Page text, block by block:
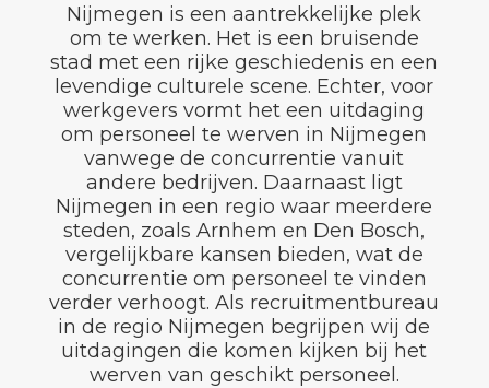
Nijmegen is een aantrekkelijke plek
om te werken. Het is een bruisende
stad met een rijke geschiedenis en een
levendige culturele scene. Echter, voor
werkgevers vormt het een uitdaging
om personeel te werven in Nijmegen
vanwege de concurrentie vanuit
andere bedrijven. Daarnaast ligt
Nijmegen in een regio waar meerdere
steden, zoals Arnhem en Den Bosch,
vergelijkbare kansen bieden, wat de
concurrentie om personeel te vinden
verder verhoogt. Als recruitmentbureau
in de regio Nijmegen begrijpen wij de
uitdagingen die komen kijken bij het
werven van geschikt personeel.